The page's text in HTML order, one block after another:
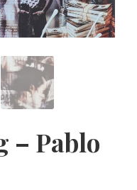
– Pablo